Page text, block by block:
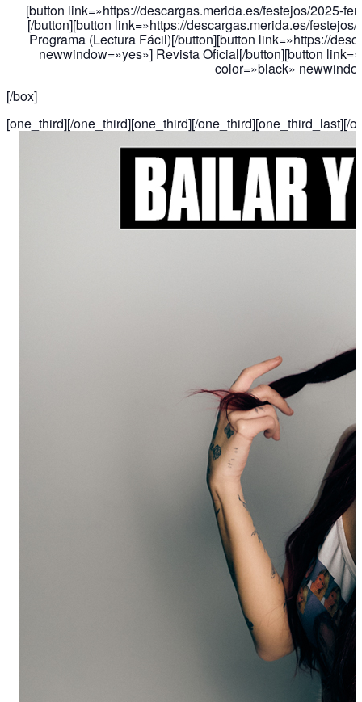
[button link=»https://descargas.merida.es/festejos/2025-
[/button][button link=»https://descargas.merida.es/
Programa (Lectura Fácil)[/button][button link=»https://
newwindow=»yes»] Revista Oficial[/button][button
color=»black»
[/box]
[one_third][/one_third][one_third][/one_third][one_third_last][/